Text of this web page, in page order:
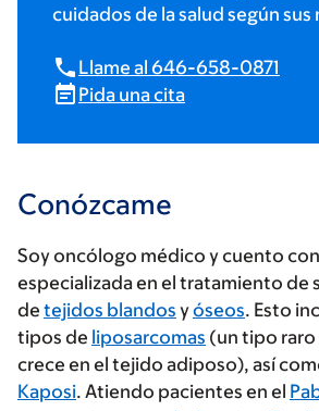
cuidados de la salud según sus
Llame al 646-658-0871
Pida una cita
Conózcame
Soy oncólogo médico y cuento
especializada en el tratamiento de
de tejidos blandos yóseos. Esto
tipos de liposarcomas (un tipo raro
crece en el tejido adiposo), así
Kaposi. Atiendo pacientes en el